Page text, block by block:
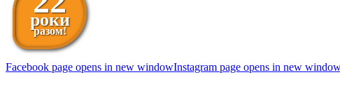
роки
разом!
Facebook page opens in new windowInstagram page opens in new